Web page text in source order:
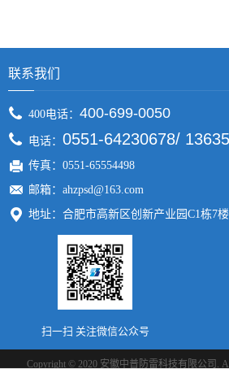
联系我们
400电话： 400-699-0050
电话： 0551-64230678/
传真：0551-65554498
邮箱：ahzpsd@163.com
地址：合肥市高新区创新产业园C1栋7楼
扫一扫 关注微信公众号
Copyright © 2020 安徽中普防雷科技有限公司. All